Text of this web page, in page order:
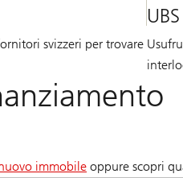
svizzeri per trovare
UBS
immobile oppure scopri